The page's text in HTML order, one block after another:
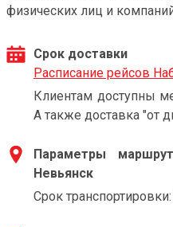
физических лиц и
Срок доставки
Расписание рейсов
Клиентам доступны
А также доставка "от
Параметры
Невьянск
Срок